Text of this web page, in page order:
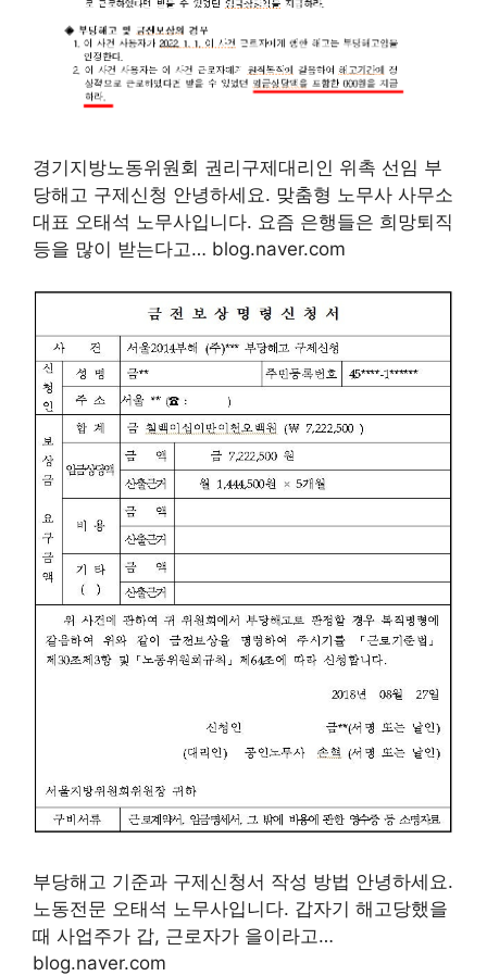
경기지방노동위원회 권리구제대리인 위촉 선임 부
당해고 구제신청 안녕하세요. 맞춤형 노무사 사무소
대표 오태석 노무사입니다. 요즘 은행들은 희망퇴직
등을 많이 받는다고… blog.naver.com
부당해고 기준과 구제신청서 작성 방법 안녕하세요.
노동전문 오태석 노무사입니다. 갑자기 해고당했을
때 사업주가 갑, 근로자가 을이라고…
blog.naver.com